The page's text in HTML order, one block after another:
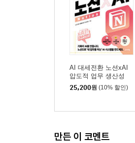
AI 대세전환 노션xAI
압도적 업무 생산성
25,200원 (10% 할인)
만든 이 코멘트